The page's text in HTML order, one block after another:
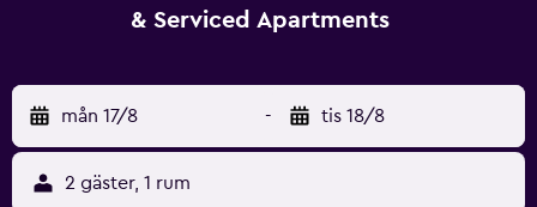
& Serviced Apartments
mån 17/8 - tis 18/8
2 gäster, 1 rum